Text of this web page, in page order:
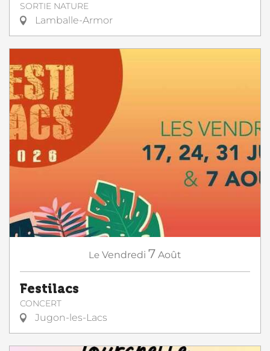
SORTIE NATURE
Lamballe-Armor
Le Vendredi 7 Août
Festilacs
CONCERT
Jugon-les-Lacs